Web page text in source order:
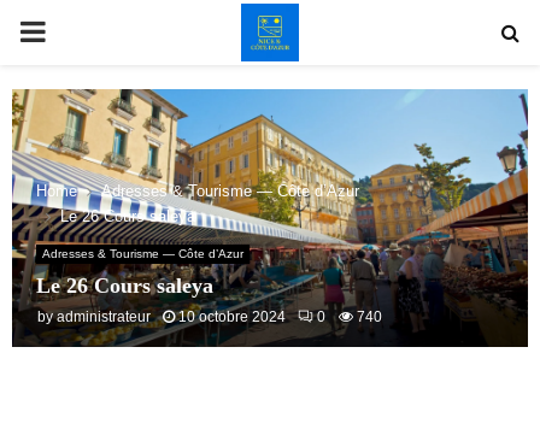
PRIMARY
MENU
Home
Adresses & Tourisme — Côte d’Azur
Le 26 Cours saleya
Adresses & Tourisme — Côte d’Azur
Le 26 Cours saleya
byadministrateur 10 octobre 2024 0 740